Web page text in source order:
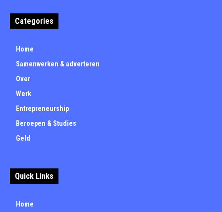
Categories
Home
Samenwerken & adverteren
Over
Werk
Entrepreneurship
Beroepen & Studies
Geld
Quick Links
Home